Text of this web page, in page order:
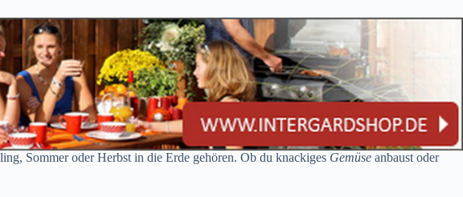
Sommer oder Herbst in die Erde gehören. Ob du knackiges Gemüse anbaust oder